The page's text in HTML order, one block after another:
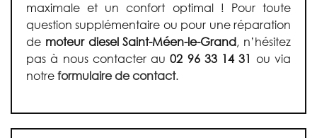
maximale et un confort optimal ! Pour toute
question supplémentaire ou pour une réparation
de moteur diesel Saint-Méen-le-Grand, n’hésitez
pas à nous contacter au02 96 33 14 31 ou via
notre formulaire de contact.